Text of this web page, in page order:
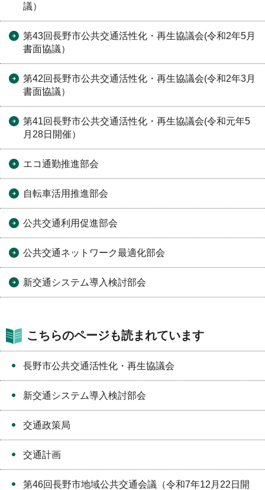
議）
第43回長野市公共交通活性化・再生協議会(令和2年5月
書面協議）
第42回長野市公共交通活性化・再生協議会(令和2年3月
書面協議）
第41回長野市公共交通活性化・再生協議会(令和元年5
月28日開催）
エコ通勤推進部会
自転車活用推進部会
公共交通利用促進部会
公共交通ネットワーク最適化部会
新交通システム導入検討部会
こちらのページも読まれています
長野市公共交通活性化・再生協議会
新交通システム導入検討部会
交通政策局
交通計画
第46回長野市地域公共交通会議（令和7年12月22日開